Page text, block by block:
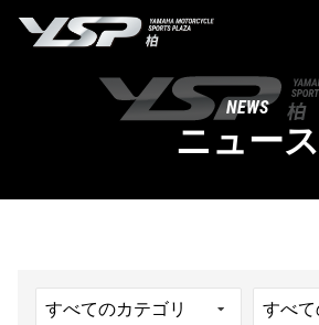
NEWS
ニュース